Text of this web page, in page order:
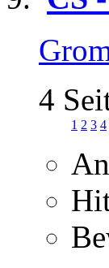
4
1 2 3 4